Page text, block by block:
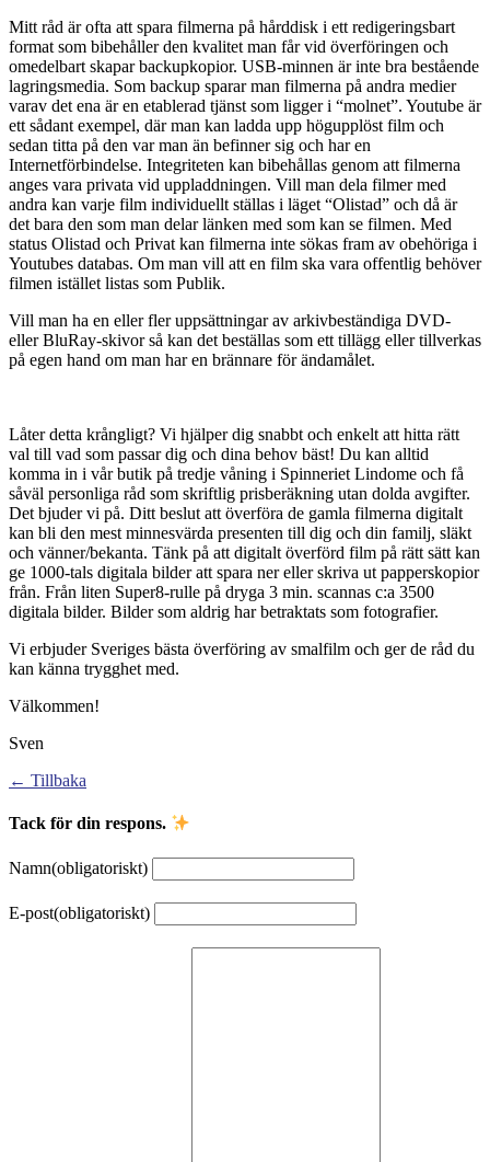
Mitt råd är ofta att spara filmerna på hårddisk i ett redigeringsbart
format som bibehåller den kvalitet man får vid överföringen och
omedelbart skapar backupkopior. USB-minnen är inte bra bestående
lagringsmedia. Som backup sparar man filmerna på andra medier
varav det ena är en etablerad tjänst som ligger i “molnet”. Youtube är
ett sådant exempel, där man kan ladda upp högupplöst film och
sedan titta på den var man än befinner sig och har en
Internetförbindelse. Integriteten kan bibehållas genom att filmerna
anges vara privata vid uppladdningen. Vill man dela filmer med
andra kan varje film individuellt ställas i läget “Olistad” och då är
det bara den som man delar länken med som kan se filmen. Med
status Olistad och Privat kan filmerna inte sökas fram av obehöriga i
Youtubes databas. Om man vill att en film ska vara offentlig behöver
filmen istället listas som Publik.
Vill man ha en eller fler uppsättningar av arkivbeständiga DVD-
eller BluRay-skivor så kan det beställas som ett tillägg eller tillverkas
på egen hand om man har en brännare för ändamålet.
Låter detta krångligt? Vi hjälper dig snabbt och enkelt att hitta rätt
val till vad som passar dig och dina behov bäst! Du kan alltid
komma in i vår butik på tredje våning i Spinneriet Lindome och få
såväl personliga råd som skriftlig prisberäkning utan dolda avgifter.
Det bjuder vi på. Ditt beslut att överföra de gamla filmerna digitalt
kan bli den mest minnesvärda presenten till dig och din familj, släkt
och vänner/bekanta. Tänk på att digitalt överförd film på rätt sätt kan
ge 1000-tals digitala bilder att spara ner eller skriva ut papperskopior
från. Från liten Super8-rulle på dryga 3 min. scannas c:a 3500
digitala bilder. Bilder som aldrig har betraktats som fotografier.
Vi erbjuder Sveriges bästa överföring av smalfilm och ger de råd du
kan känna trygghet med.
Välkommen!
Sven
← Tillbaka
Tack för din respons.
Namn(obligatoriskt)
E-post(obligatoriskt)